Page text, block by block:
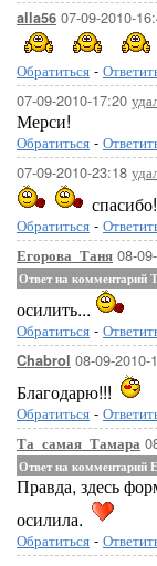
alla56 07-09-2010-
Обратиться -
07-09-2010-17:20
Мерси!
Обратиться -
07-09-2010-23:18
Обратиться -
Егорова_Таня 08-
Ответ на комментарий
осилить...
Обратиться -
Chabrol 08-09-2010-
Благодарю!!!
Обратиться -
Та_самая_Тамара
Ответ на комментарий
Правда, здесь
осилила.
Обратиться -